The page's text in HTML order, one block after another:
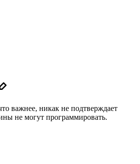
важнее, никак не подтверждает
не могут программировать.